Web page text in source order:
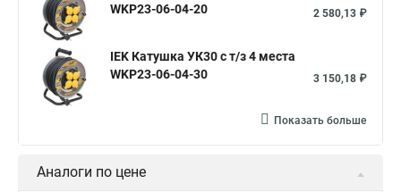
WKP23-06-04-20
2 580,13 ₽
IEK Катушка УК30 с т/з 4 места
WKP23-06-04-30
3 150,18 ₽
Показать больше
Аналоги по цене